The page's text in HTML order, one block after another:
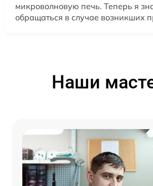
микроволновую печь. Теперь я
обращаться в случае возникших
Наши